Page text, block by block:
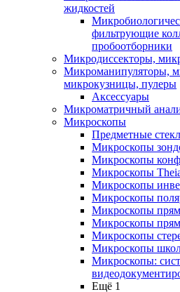
жидкостей
фильтрующие
пробоотборники
Микродиссекторы,
Микроманипуляторы,
микрокузницы, пулеры
Аксессуары
Микроматричный
Микроскопы
Предметные
Микроскопы
Микроскопы
Микроскопы
Микроскопы
Микроскопы
Микроскопы
Микроскопы
Микроскопы
Микроскопы
Микроскопы:
Ещё 1